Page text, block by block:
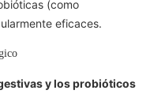
(como
eficaces.
y los probióticos